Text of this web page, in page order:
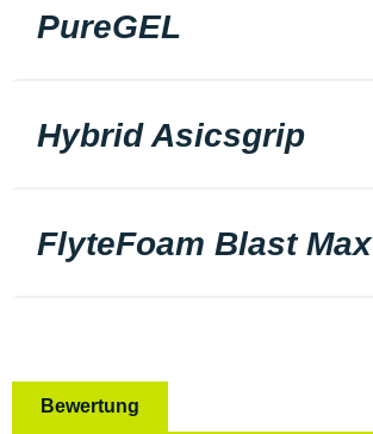
PureGEL
Hybrid Asicsgrip
FlyteFoam Blast Max
Bewertung